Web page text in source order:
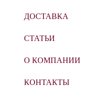
ДОСТАВКА
СТАТЬИ
О КОМПАНИИ
КОНТАКТЫ